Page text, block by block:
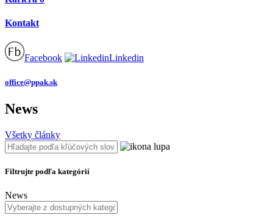
Kontakt
Facebook Linkedin
office@ppak.sk
News
Všetky články
Filtrujte podľa kategórií
News